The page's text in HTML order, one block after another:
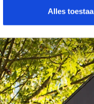
Alles